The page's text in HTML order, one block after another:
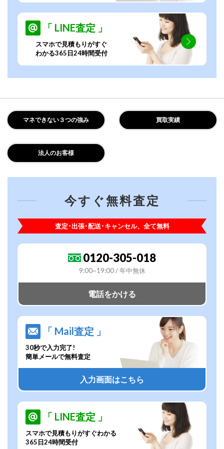
「 LINE査定 」
スマホで見積もりがすぐ
わかる365日24時間受付
マネできない３つの強み 買取実績
法人のお客様
今すぐ無料査定
査定･出張･配送･キャンセル、全て無料
0120-305-018
9:00~19:00 / 年中無休
電話をかける
「 Mail査定 」
30秒で入力完了!
簡単メールで無料査定
入力画面はこちら
「 LINE査定 」
スマホで見積もりがすぐわかる
365日24時間受付